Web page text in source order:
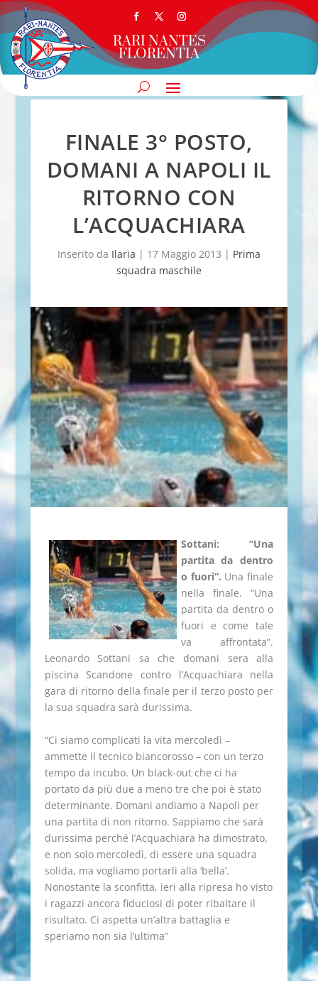
RARI NANTES
FLORENTIA
FINALE 3° POSTO,
DOMANI A NAPOLI IL
RITORNO CON
L’ACQUACHIARA
Inserito da Ilaria | 17 Maggio 2013 | Prima
squadra maschile
Sottani: “Una
partita da dentro
o fuori”. Una finale
nella finale. “Una
partita da dentro o
fuori e come tale
va affrontata”.
Leonardo Sottani sa che domani sera alla
piscina Scandone contro l’Acquachiara nella
gara di ritorno della finale per il terzo posto per
la sua squadra sarà durissima.
“Ci siamo complicati la vita mercoledì –
ammette il tecnico biancorosso – con un terzo
tempo da incubo. Un black-out che ci ha
portato da più due a meno tre che poi è stato
determinante. Domani andiamo a Napoli per
una partita di non ritorno. Sappiamo che sarà
durissima perché l’Acquachiara ha dimostrato,
e non solo mercoledì, di essere una squadra
solida, ma vogliamo portarli alla ‘bella’.
Nonostante la sconfitta, ieri alla ripresa ho visto
i ragazzi ancora fiduciosi di poter ribaltare il
risultato. Ci aspetta un’altra battaglia e
speriamo non sia l’ultima”